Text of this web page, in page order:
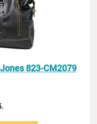
823-CM2079